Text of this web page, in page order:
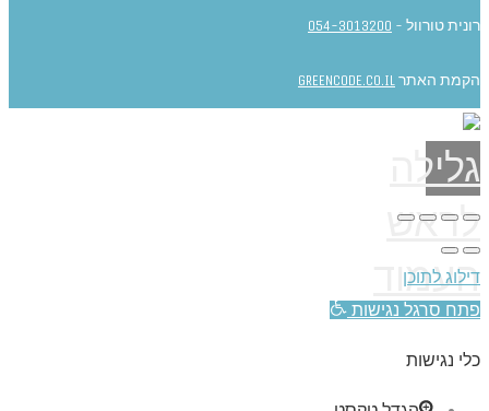
רונית טורוול - 054-3013200
הקמת האתרGREENCODE.CO.IL
גלילה
לראש
העמוד
דילוג לתוכן
פתח סרגל נגישות
כלי נגישות